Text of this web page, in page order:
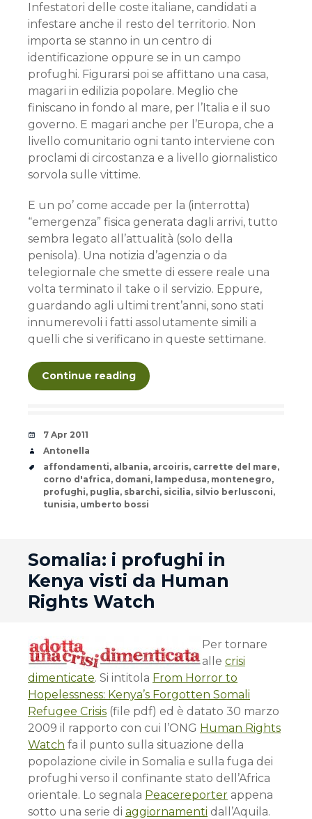
Infestatori delle coste italiane, candidati a
infestare anche il resto del territorio. Non
importa se stanno in un centro di
identificazione oppure se in un campo
profughi. Figurarsi poi se affittano una casa,
magari in edilizia popolare. Meglio che
finiscano in fondo al mare, per l’Italia e il suo
governo. E magari anche per l’Europa, che a
livello comunitario ogni tanto interviene con
proclami di circostanza e a livello giornalistico
sorvola sulle vittime.
E un po’ come accade per la (interrotta)
“emergenza” fisica generata dagli arrivi, tutto
sembra legato all’attualità (solo della
penisola). Una notizia d’agenzia o da
telegiornale che smette di essere reale una
volta terminato il take o il servizio. Eppure,
guardando agli ultimi trent’anni, sono stati
innumerevoli i fatti assolutamente simili a
quelli che si verificano in queste settimane.
Continue reading
Date
7 Apr 2011
Author
Antonella
Tags
affondamenti, albania, arcoiris, carrette del mare,
corno d'africa, domani, lampedusa, montenegro,
profughi, puglia, sbarchi, sicilia, silvio berlusconi,
tunisia, umberto bossi
Somalia: i profughi in
Kenya visti da Human
Rights Watch
Per tornare
alle crisi
dimenticate. Si intitola From Horror to
Hopelessness: Kenya’s Forgotten Somali
Refugee Crisis (file pdf) ed è datato 30 marzo
2009 il rapporto con cui l’ONG Human Rights
Watch fa il punto sulla situazione della
popolazione civile in Somalia e sulla fuga dei
profughi verso il confinante stato dell’Africa
orientale. Lo segnala Peacereporter appena
sotto una serie di aggiornamenti dall’Aquila.